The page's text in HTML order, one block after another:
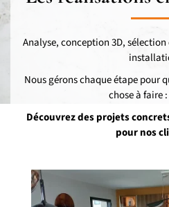
Analyse, conception 3D,
Nous gérons chaque étape pour
chose à faire
Découvrez des projets
pour nos